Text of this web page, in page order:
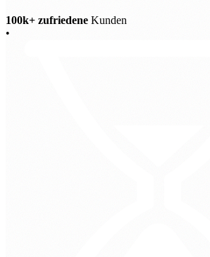
100k+ zufriedene Kunden
•